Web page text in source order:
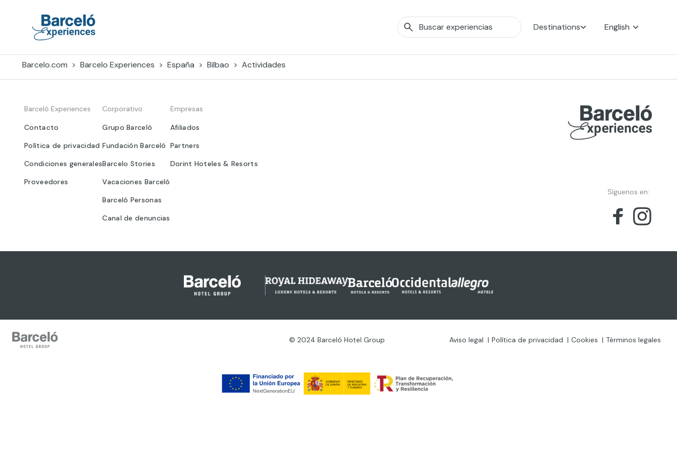
Destinations English
Barcelo.com Barcelo Experiences España Bilbao Actividades
Barceló Experiences
Contacto
Política de privacidad
Condiciones generales
Proveedores
Corporativo
Grupo Barceló
Fundación Barceló
Barcelo Stories
Vacaciones Barceló
Barceló Personas
Canal de denuncias
Empresas
Afiliados
Partners
Dorint Hoteles & Resorts
Síguenos en:
© 2024 Barceló Hotel Group Aviso legal Política de privacidad Cookies Términos legales